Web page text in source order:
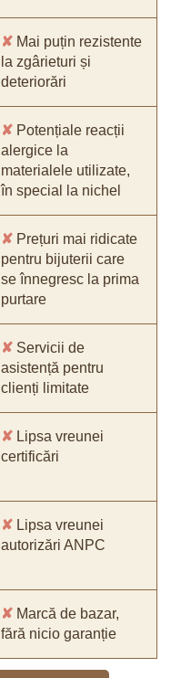
✘ Mai puțin rezistente
la zgârieturi și
deteriorări
✘ Potențiale reacții
alergice la
materialele utilizate,
în special la nichel
✘ Prețuri mai ridicate
pentru bijuterii care
se înnegresc la prima
purtare
✘ Servicii de
asistență pentru
clienți limitate
✘ Lipsa vreunei
certificări
✘ Lipsa vreunei
autorizări ANPC
✘ Marcă de bazar,
fără nicio garanție